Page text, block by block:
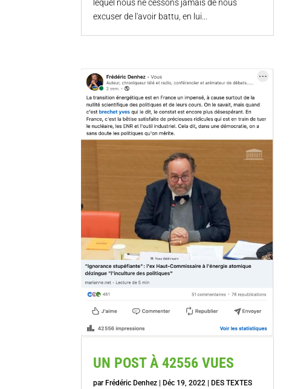
lequel nous ne cessons jamais de nous
excuser de l'avoir battu, en lui...
UN POST À 42556 VUES
parFrédéric Denhez |Déc 19, 2022 |DES TEXTES